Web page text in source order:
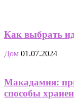
Как выбрать
Дом 01.07.2024
Макадамия:
способы